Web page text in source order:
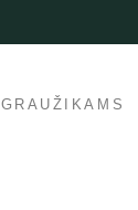
GRAUŽIKAMS